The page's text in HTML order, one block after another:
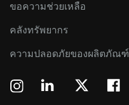
ขอความช่วยเหลือ
คลังทรัพยากร
ความปลอดภัยของผลิตภัณฑ์